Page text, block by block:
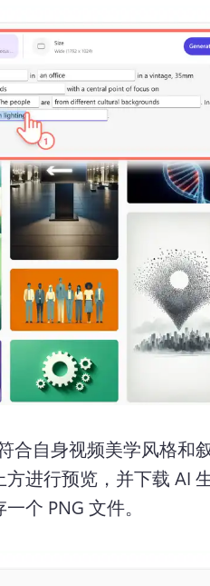
合自身视频美学风格和
进行预览，并下载 AI
个 PNG 文件。